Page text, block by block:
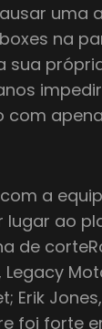
uma
na
sua
a
lugar ao
de
Legacy
Erik
foi forte